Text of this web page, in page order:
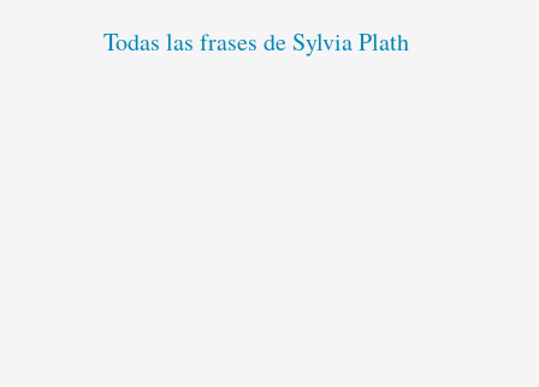
Todas las frases de Sylvia Plath